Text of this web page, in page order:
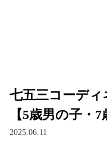
七五三コーデ
【5歳男の子・7
2025.06.11